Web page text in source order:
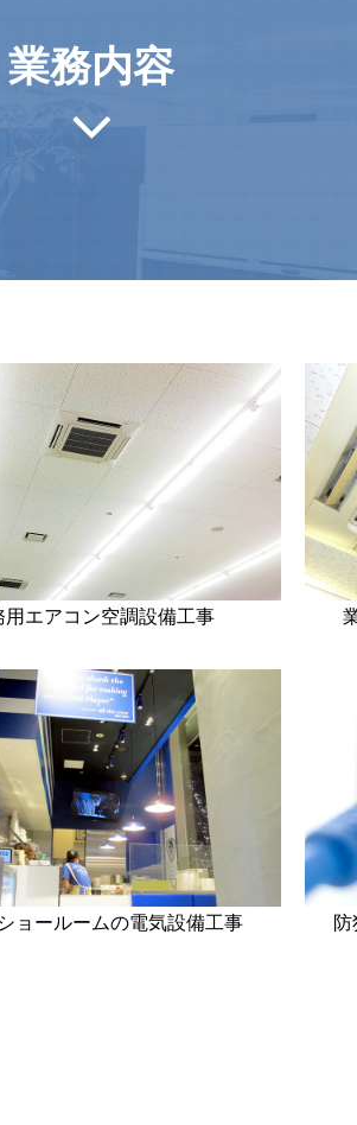
業務内容
用エアコン空調設備工事
ョールームの電気設備工事